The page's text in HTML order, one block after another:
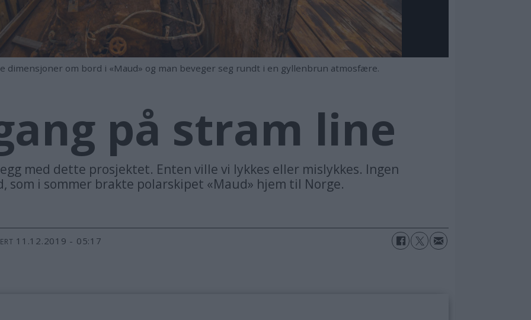
dimensjoner om bord i «Maud» og man beveger seg rundt i en gyllenbrun atmosfære.
på stram line
med dette prosjektet. Enten ville vi lykkes eller mislykkes. Ingen
som i sommer brakte polarskipet «Maud» hjem til Norge.
11.12.2019 - 05:17